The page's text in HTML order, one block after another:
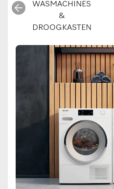
WASMACHINES
&
DROOGKASTEN